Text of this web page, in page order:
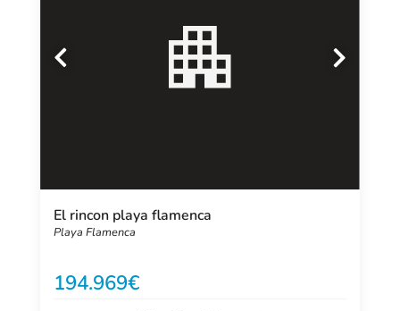
El rincon playa flamenca
Playa Flamenca
194.969